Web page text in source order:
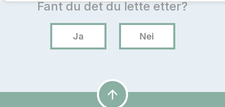
arrow_upward